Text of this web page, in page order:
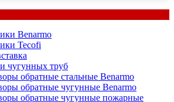
Benarmo
Tecofi
чугунных труб
обратные стальные Benarmo
обратные чугунные Benarmo
обратные чугунные пожарные